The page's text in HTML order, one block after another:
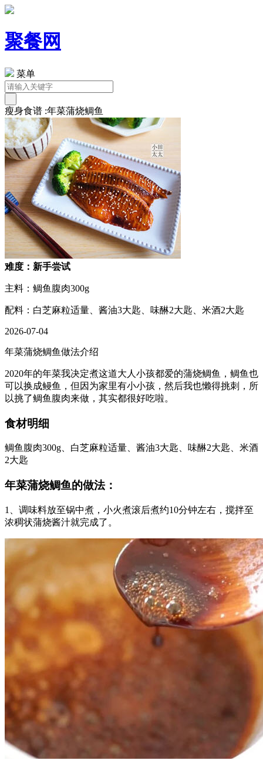
聚餐网
菜单
瘦身食谱 :年菜蒲烧鲷鱼
难度：新手尝试
主料：鲷鱼腹肉300g
配料：白芝麻粒适量、酱油3大匙、味醂2大匙、米酒2大匙
2026-07-04
年菜蒲烧鲷鱼做法介绍
2020年的年菜我决定煮这道大人小孩都爱的蒲烧鲷鱼，鲷鱼也
可以换成鳗鱼，但因为家里有小小孩，然后我也懒得挑刺，所
以挑了鲷鱼腹肉来做，其实都很好吃啦。
食材明细
鲷鱼腹肉300g、白芝麻粒适量、酱油3大匙、味醂2大匙、米酒
2大匙
年菜蒲烧鲷鱼的做法：
1、调味料放至锅中煮，小火煮滚后煮约10分钟左右，搅拌至
浓稠状蒲烧酱汁就完成了。